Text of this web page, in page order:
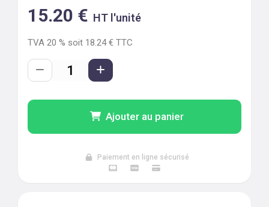
15.20 € HT l'unité
TVA 20 % soit 18.24 € TTC
Ajouter au panier
Paiement en ligne sécurisé